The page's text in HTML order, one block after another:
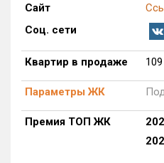
Поселков таунхаусов
Блокированных домов
Квартир, апартаментов,
блоков в БД
Сайт
Соц. сети
Квартир в продаже 109
Параметры ЖК
Премия ТОП ЖК